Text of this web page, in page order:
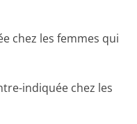
chez les femmes qui
indiquée chez les